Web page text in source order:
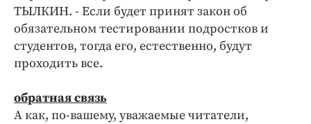
ТЫЛКИН. - Если будет принят закон об
обязательном тестировании подростков и
студентов, тогда его, естественно, будут
проходить все.
обратная связь
А как, по-вашему, уважаемые читатели,